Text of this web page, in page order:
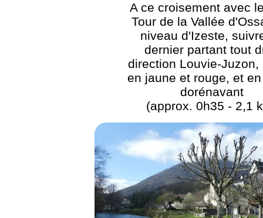
A ce croisement avec
Tour de la Vallée
niveau d'Izeste,
dernier partant tout
direction Louvie-Juzon,
en jaune et rouge, et
dorénavant
(approx. 0h35 - 2,1